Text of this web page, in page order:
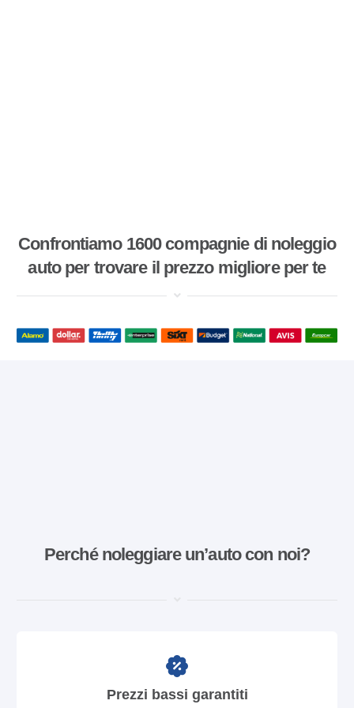
Confrontiamo 1600 compagnie di noleggio
auto per trovare il prezzo migliore per te
Perché noleggiare un’auto con noi?
Prezzi bassi garantiti